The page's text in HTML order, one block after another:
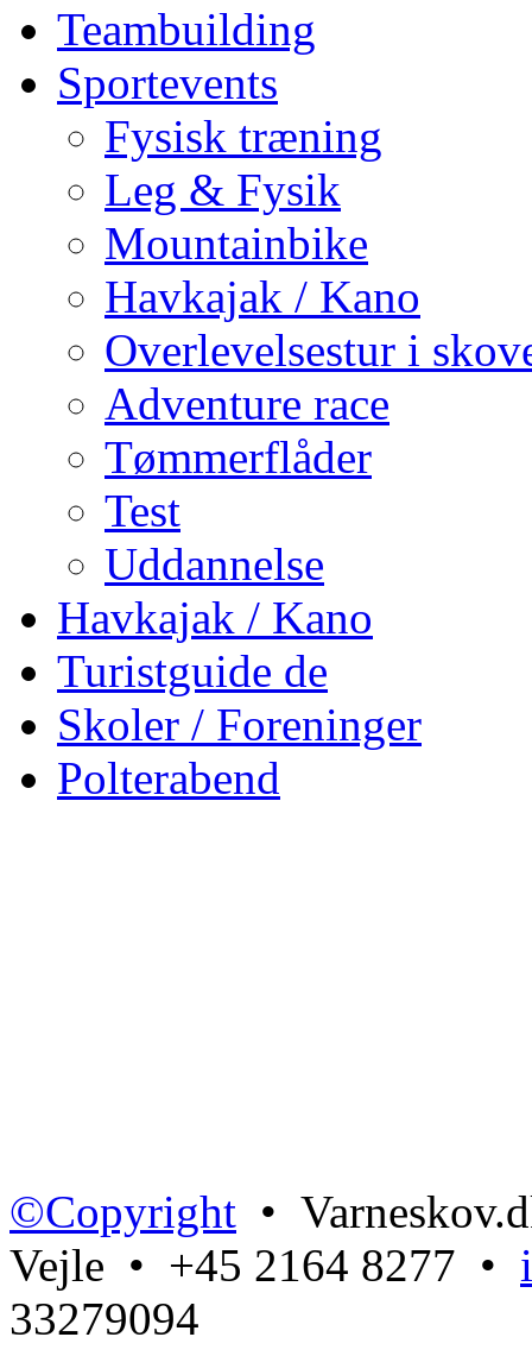
Teambuilding
Sportevents
Fysisk træning
Leg & Fysik
Mountainbike
Havkajak / Kano
Overlevelsestur i
Adventure race
Tømmerflåder
Test
Uddannelse
Havkajak / Kano
Turistguide de
Skoler / Foreninger
Polterabend
©Copyright •
Vejle • +45 2164 8277 •
33279094